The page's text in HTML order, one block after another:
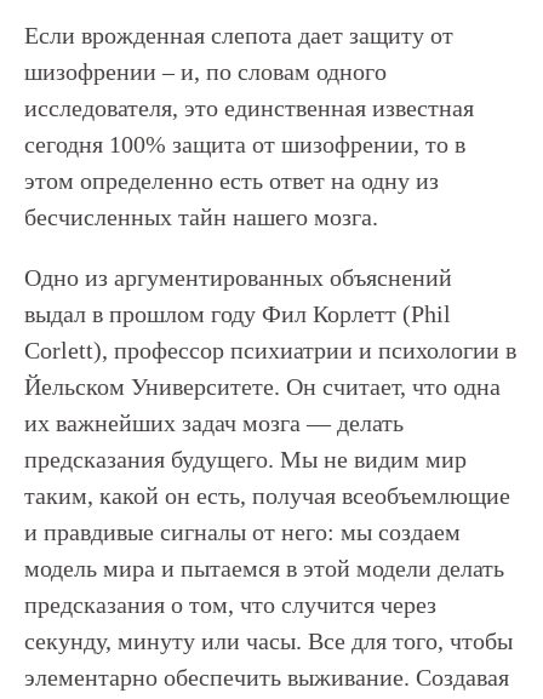
Если врожденная слепота дает защиту от
шизофрении – и, по словам одного
исследователя, это единственная известная
сегодня 100% защита от шизофрении, то в
этом определенно есть ответ на одну из
бесчисленных тайн нашего мозга.
Одно из аргументированных объяснений
выдал в прошлом году Фил Корлетт (Phil
Corlett), профессор психиатрии и психологии в
Йельском Университете. Он считает, что одна
их важнейших задач мозга — делать
предсказания будущего. Мы не видим мир
таким, какой он есть, получая всеобъемлющие
и правдивые сигналы от него: мы создаем
модель мира и пытаемся в этой модели делать
предсказания о том, что случится через
секунду, минуту или часы. Все для того, чтобы
элементарно обеспечить выживание. Создавая